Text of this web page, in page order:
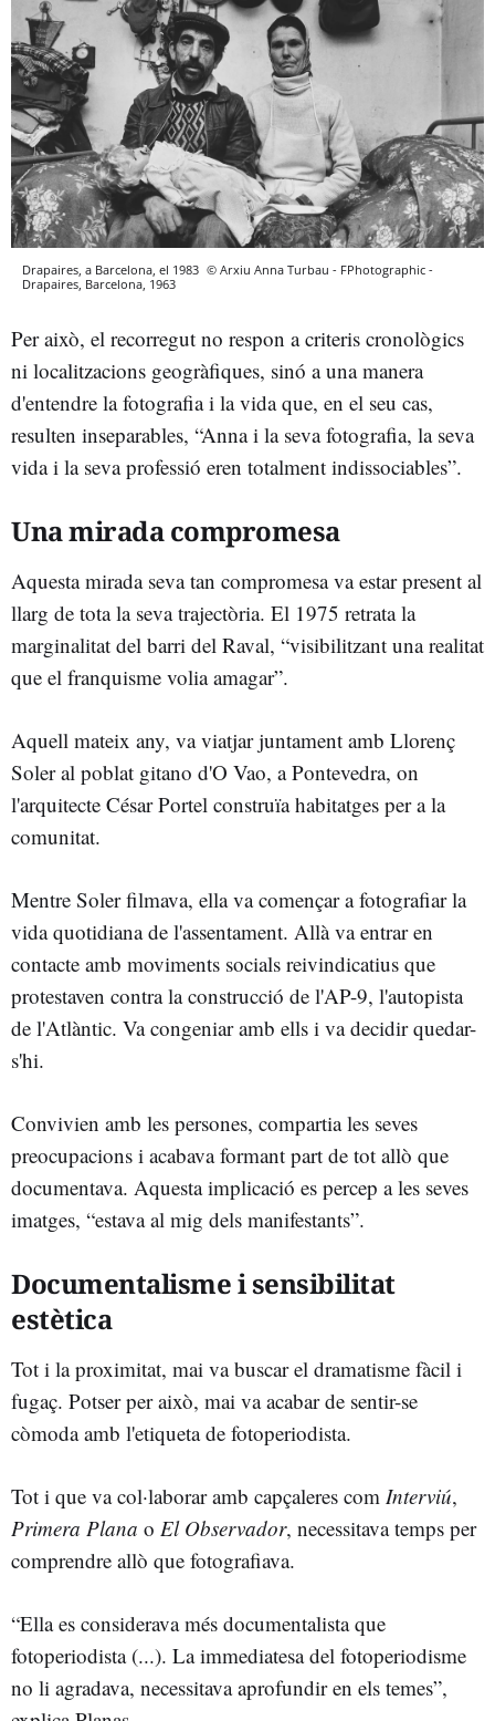
Drapaires, a Barcelona, el 1983 © Arxiu Anna Turbau - FPhotographic -
Drapaires, Barcelona, 1963
Per això, el recorregut no respon a criteris cronològics
ni localitzacions geogràfiques, sinó a una manera
d'entendre la fotografia i la vida que, en el seu cas,
resulten inseparables, “Anna i la seva fotografia, la seva
vida i la seva professió eren totalment indissociables”.
Una mirada compromesa
Aquesta mirada seva tan compromesa va estar present al
llarg de tota la seva trajectòria. El 1975 retrata la
marginalitat del barri del Raval, “visibilitzant una realitat
que el franquisme volia amagar”.
Aquell mateix any, va viatjar juntament amb Llorenç
Soler al poblat gitano d'O Vao, a Pontevedra, on
l'arquitecte César Portel construïa habitatges per a la
comunitat.
Mentre Soler filmava, ella va començar a fotografiar la
vida quotidiana de l'assentament. Allà va entrar en
contacte amb moviments socials reivindicatius que
protestaven contra la construcció de l'AP-9, l'autopista
de l'Atlàntic. Va congeniar amb ells i va decidir quedar-
s'hi.
Convivien amb les persones, compartia les seves
preocupacions i acabava formant part de tot allò que
documentava. Aquesta implicació es percep a les seves
imatges, “estava al mig dels manifestants”.
Documentalisme i sensibilitat
estètica
Tot i la proximitat, mai va buscar el dramatisme fàcil i
fugaç. Potser per això, mai va acabar de sentir-se
còmoda amb l'etiqueta de fotoperiodista.
Tot i que va col·laborar amb capçaleres com Interviú,
Primera Plana o El Observador, necessitava temps per
comprendre allò que fotografiava.
“Ella es considerava més documentalista que
fotoperiodista (...). La immediatesa del fotoperiodisme
no li agradava, necessitava aprofundir en els temes”,